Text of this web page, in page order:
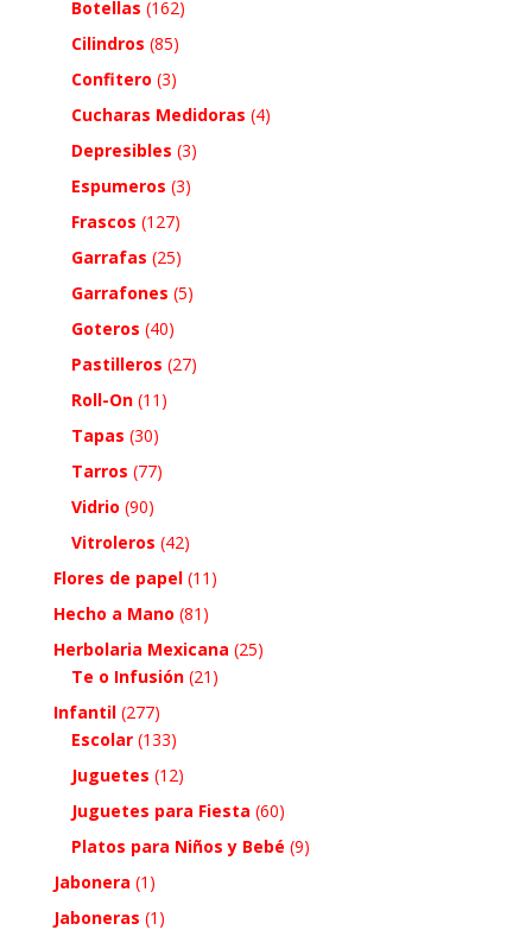
Botellas (162)
Cilindros (85)
Confitero (3)
Cucharas Medidoras (4)
Depresibles (3)
Espumeros (3)
Frascos (127)
Garrafas (25)
Garrafones (5)
Goteros (40)
Pastilleros (27)
Roll-On (11)
Tapas (30)
Tarros (77)
Vidrio (90)
Vitroleros (42)
Flores de papel (11)
Hecho a Mano (81)
Herbolaria Mexicana (25)
Te o Infusión (21)
Infantil (277)
Escolar (133)
Juguetes (12)
Juguetes para Fiesta (60)
Platos para Niños y Bebé (9)
Jabonera (1)
Jaboneras (1)